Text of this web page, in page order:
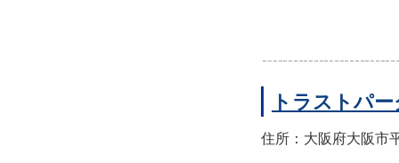
トラストパ
住所：大阪府大阪市